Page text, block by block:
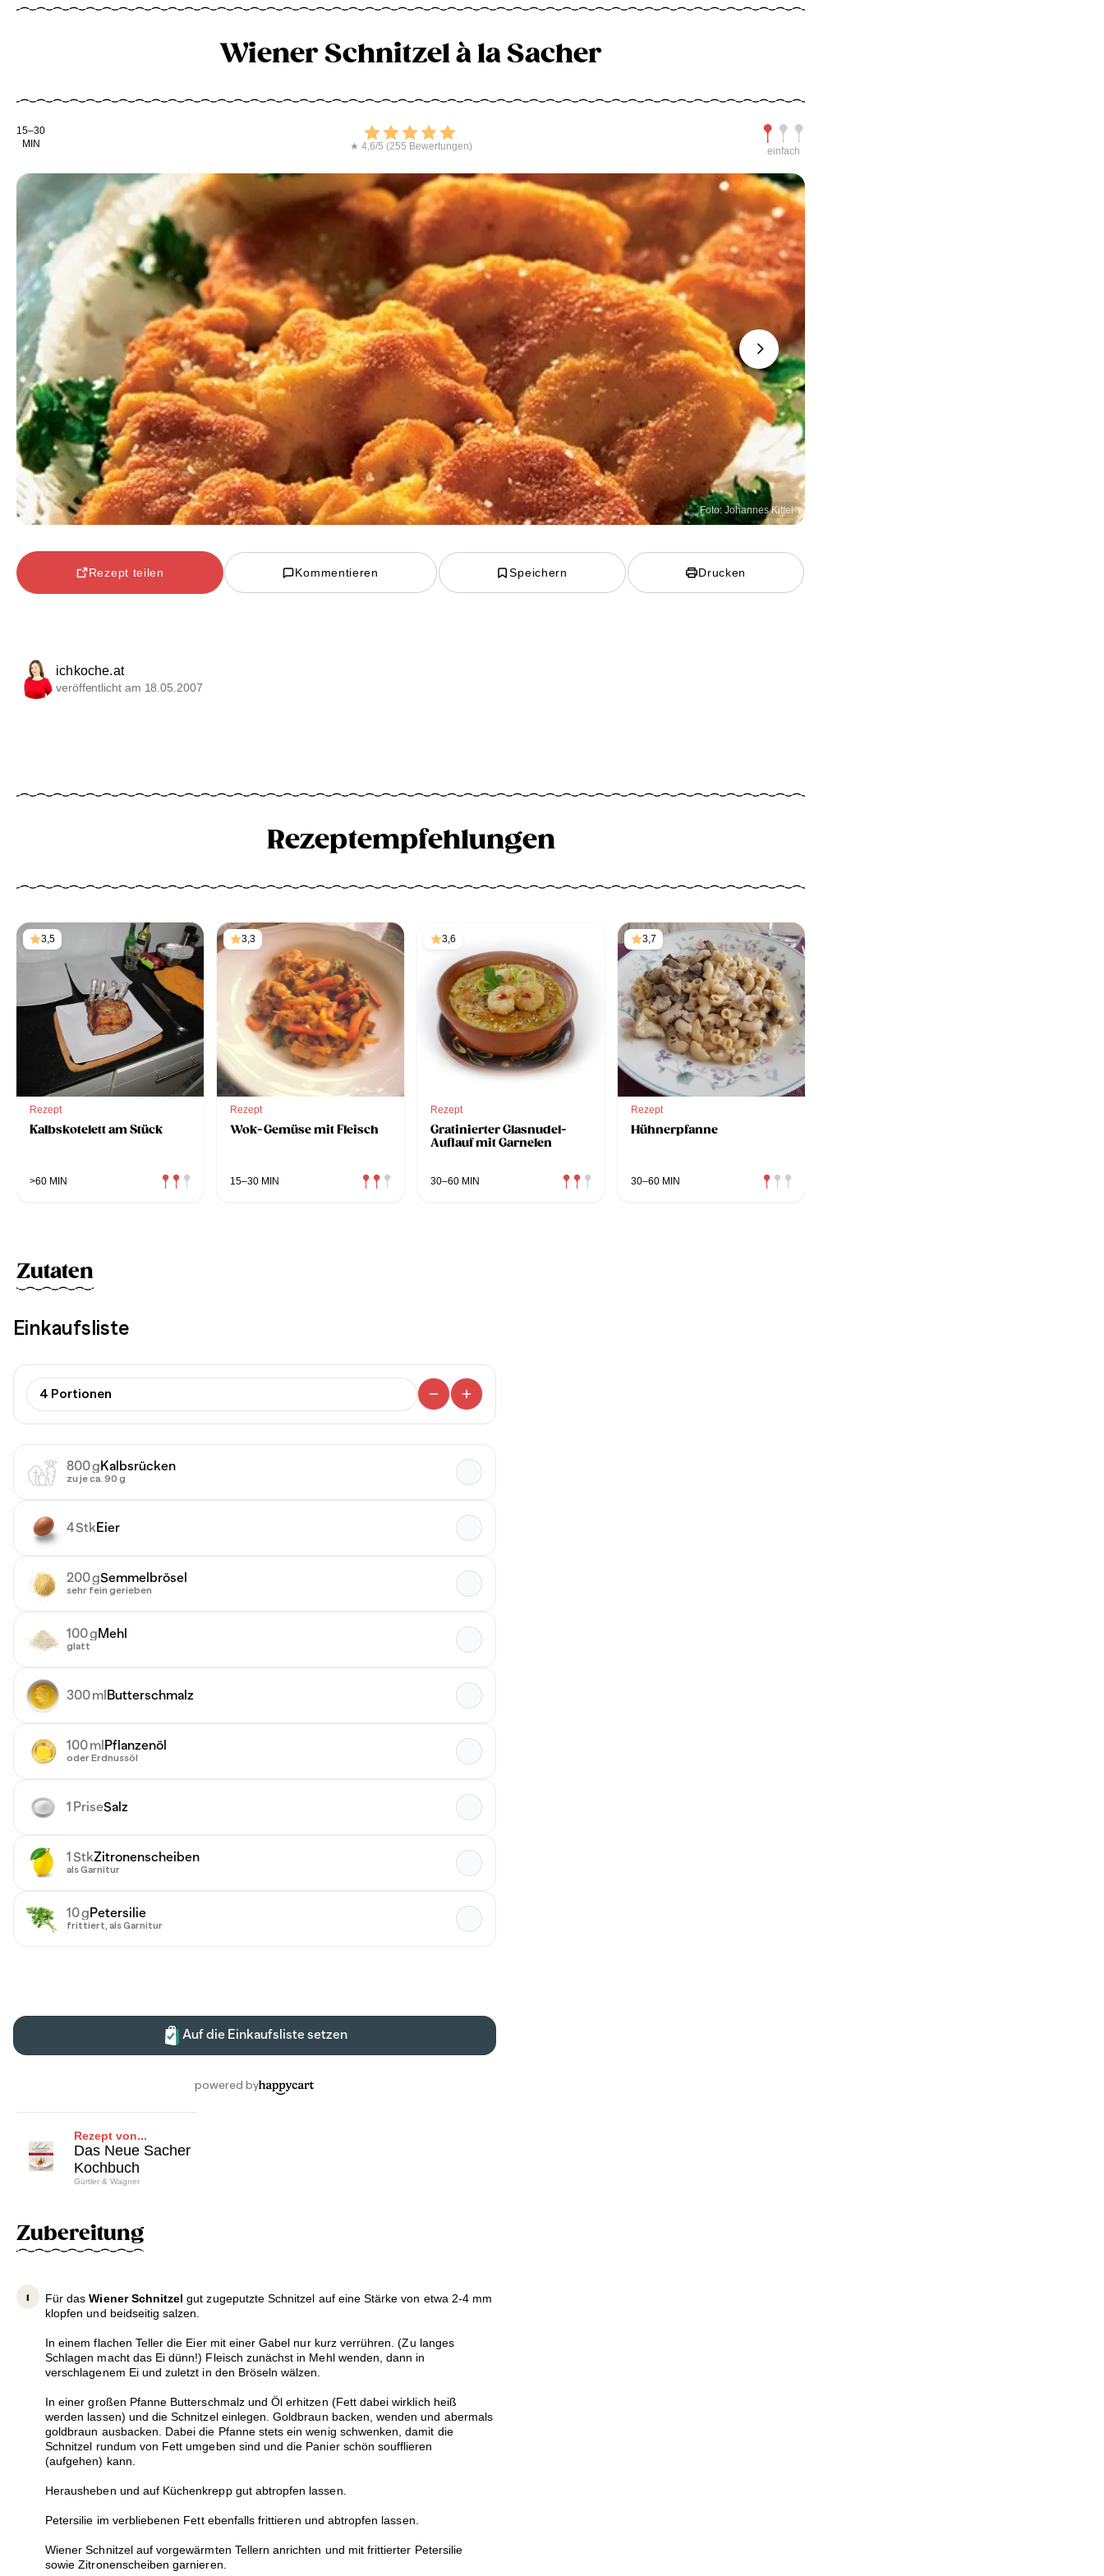
Wiener Schnitzel à la Sacher
Kochdauer
15–30
MIN
Bewerten
★ 4,6/5 (255 Bewertungen)
Schwierigkeit
einfach
Foto: Johannes Kittel
Next
Rezept teilen Kommentieren Speichern Drucken
ichkoche.at
veröffentlicht am 18.05.2007
Rezeptempfehlungen
3,5
Rezept
Kalbskotelett am Stück
>60 MIN
3,3
Rezept
Wok-Gemüse mit Fleisch
15–30 MIN
3,6
Rezept
Gratinierter Glasnudel-
Auflauf mit Garnelen
30–60 MIN
3,7
Rezept
Hühnerpfanne
30–60 MIN
Zutaten
Rezept von...
Das Neue Sacher
Kochbuch
Gürtler & Wagner
Zubereitung
Für dasWiener Schnitzelgut zugeputzte Schnitzel auf eine Stärke von etwa 2-4 mm
klopfen und beidseitig salzen.
In einem flachen Teller die Eier mit einer Gabel nur kurz verrühren. (Zu langes
Schlagen macht das Ei dünn!) Fleisch zunächst in Mehl wenden, dann in
verschlagenem Ei und zuletzt in den Bröseln wälzen.
In einer großen Pfanne Butterschmalz und Öl erhitzen (Fett dabei wirklich heiß
werden lassen) und die Schnitzel einlegen. Goldbraun backen, wenden und abermals
goldbraun ausbacken. Dabei die Pfanne stets ein wenig schwenken, damit die
Schnitzel rundum von Fett umgeben sind und die Panier schön soufflieren
(aufgehen) kann.
Herausheben und auf Küchenkrepp gut abtropfen lassen.
Petersilie im verbliebenen Fett ebenfalls frittieren und abtropfen lassen.
Wiener Schnitzel auf vorgewärmten Tellern anrichten und mit frittierter Petersilie
sowie Zitronenscheiben garnieren.